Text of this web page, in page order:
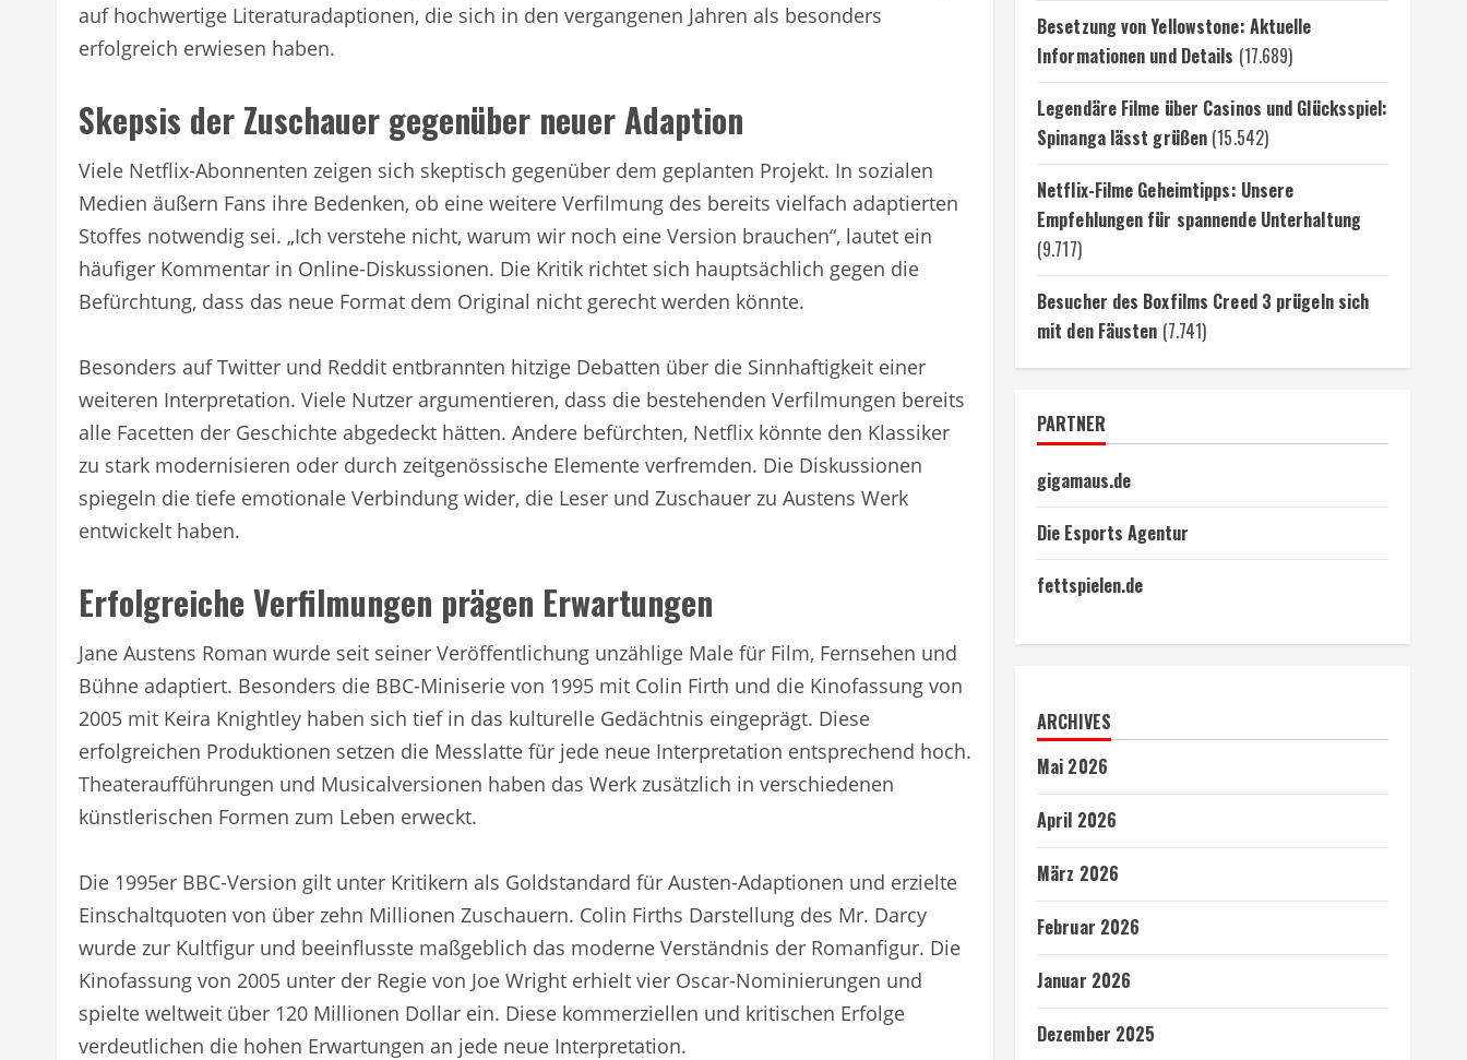
auf hochwertige Literaturadaptionen, die sich in den vergangenen Jahren als besonders
erfolgreich erwiesen haben.
Skepsis der Zuschauer gegenüber neuer Adaption
Viele Netflix-Abonnenten zeigen sich skeptisch gegenüber dem geplanten Projekt. In sozialen
Medien äußern Fans ihre Bedenken, ob eine weitere Verfilmung des bereits vielfach adaptierten
Stoffes notwendig sei. „Ich verstehe nicht, warum wir noch eine Version brauchen“, lautet ein
häufiger Kommentar in Online-Diskussionen. Die Kritik richtet sich hauptsächlich gegen die
Befürchtung, dass das neue Format dem Original nicht gerecht werden könnte.
Besonders auf Twitter und Reddit entbrannten hitzige Debatten über die Sinnhaftigkeit einer
weiteren Interpretation. Viele Nutzer argumentieren, dass die bestehenden Verfilmungen bereits
alle Facetten der Geschichte abgedeckt hätten. Andere befürchten, Netflix könnte den Klassiker
zu stark modernisieren oder durch zeitgenössische Elemente verfremden. Die Diskussionen
spiegeln die tiefe emotionale Verbindung wider, die Leser und Zuschauer zu Austens Werk
entwickelt haben.
Erfolgreiche Verfilmungen prägen Erwartungen
Jane Austens Roman wurde seit seiner Veröffentlichung unzählige Male für Film, Fernsehen und
Bühne adaptiert. Besonders die BBC-Miniserie von 1995 mit Colin Firth und die Kinofassung von
2005 mit Keira Knightley haben sich tief in das kulturelle Gedächtnis eingeprägt. Diese
erfolgreichen Produktionen setzen die Messlatte für jede neue Interpretation entsprechend hoch.
Theateraufführungen und Musicalversionen haben das Werk zusätzlich in verschiedenen
künstlerischen Formen zum Leben erweckt.
Die 1995er BBC-Version gilt unter Kritikern als Goldstandard für Austen-Adaptionen und erzielte
Einschaltquoten von über zehn Millionen Zuschauern. Colin Firths Darstellung des Mr. Darcy
wurde zur Kultfigur und beeinflusste maßgeblich das moderne Verständnis der Romanfigur. Die
Kinofassung von 2005 unter der Regie von Joe Wright erhielt vier Oscar-Nominierungen und
spielte weltweit über 120 Millionen Dollar ein. Diese kommerziellen und kritischen Erfolge
verdeutlichen die hohen Erwartungen an jede neue Interpretation.
Besetzung von Yellowstone: Aktuelle
Informationen und Details (17.689)
Legendäre Filme über Casinos und Glücksspiel:
Spinanga lässt grüßen (15.542)
Netflix-Filme Geheimtipps: Unsere
Empfehlungen für spannende Unterhaltung
(9.717)
Besucher des Boxfilms Creed 3 prügeln sich
mit den Fäusten (7.741)
PARTNER
gigamaus.de
Die Esports Agentur
fettspielen.de
ARCHIVES
Mai 2026
April 2026
März 2026
Februar 2026
Januar 2026
Dezember 2025